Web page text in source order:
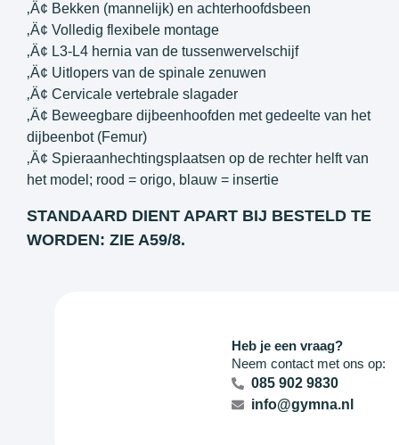
‚Ä¢ Bekken (mannelijk) en achterhoofdsbeen
‚Ä¢ Volledig flexibele montage
‚Ä¢ L3-L4 hernia van de tussenwervelschijf
‚Ä¢ Uitlopers van de spinale zenuwen
‚Ä¢ Cervicale vertebrale slagader
‚Ä¢ Beweegbare dijbeenhoofden met gedeelte van het
dijbeenbot (Femur)
‚Ä¢ Spieraanhechtingsplaatsen op de rechter helft van
het model; rood = origo, blauw = insertie
STANDAARD DIENT APART BIJ BESTELD TE
WORDEN: ZIE A59/8.
Heb je een vraag?
Neem contact met ons op:
085 902 9830
info@gymna.nl